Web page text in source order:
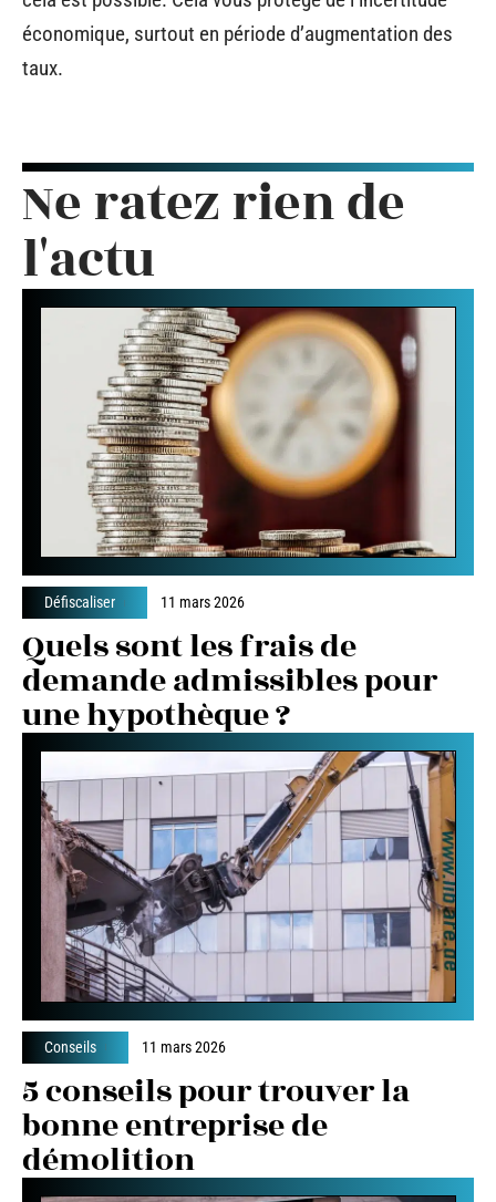
économique, surtout en période d’augmentation des
taux.
Ne ratez rien de
l'actu
Défiscaliser 11 mars 2026
Quels sont les frais de
demande admissibles pour
une hypothèque ?
Conseils 11 mars 2026
5 conseils pour trouver la
bonne entreprise de
démolition